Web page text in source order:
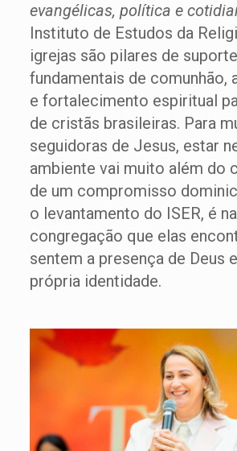
evangélicas, política e
Instituto de Estudos da
igrejas são pilares de
fundamentais de comunhão,
e fortalecimento espiritual
de cristãs brasileiras. Para
seguidoras de Jesus, estar
ambiente vai muito além do
de um compromisso
o levantamento do ISER, é na
congregação que elas
sentem a presença de Deus
própria identidade.